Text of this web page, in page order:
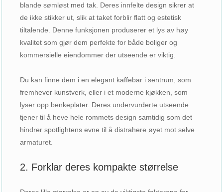
blande sømløst med tak. Deres innfelte design sikrer at
de ikke stikker ut, slik at taket forblir flatt og estetisk
tiltalende. Denne funksjonen produserer et lys av høy
kvalitet som gjør dem perfekte for både boliger og
kommersielle eiendommer der utseende er viktig.
Du kan finne dem i en elegant kaffebar i sentrum, som
fremhever kunstverk, eller i et moderne kjøkken, som
lyser opp benkeplater. Deres undervurderte utseende
tjener til å heve hele rommets design samtidig som det
hindrer spotlightens evne til å distrahere øyet mot selve
armaturet.
2. Forklar deres kompakte størrelse